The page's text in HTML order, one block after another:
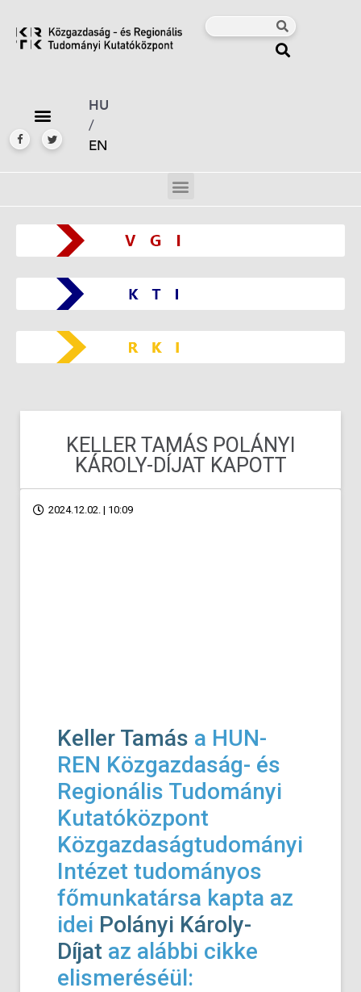
HU
/
EN
KELLER TAMÁS POLÁNYI
KÁROLY-DÍJAT KAPOTT
2024.12.02. | 10:09
Keller Tamás a HUN-
REN Közgazdaság- és
Regionális Tudományi
Kutatóközpont
Közgazdaságtudományi
Intézet tudományos
főmunkatársa kapta az
idei Polányi Károly-
Díjat az alábbi cikke
elismeréséül: